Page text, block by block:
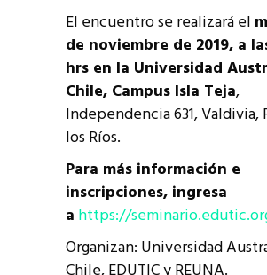
El encuentro se realizará el
de noviembre de 2019, a
hrs en la Universidad
Chile, Campus Isla Teja,
Independencia 631, Valdivia,
los Ríos.
Para más información e
inscripciones, ingresa
a https://
Organizan: Universidad